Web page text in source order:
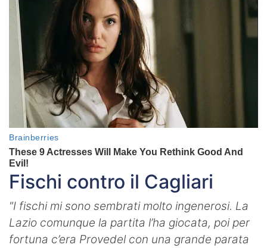
Fischi contro il Cagliari
"I fischi mi sono sembrati molto ingenerosi. La
Lazio comunque la partita l’ha giocata, poi per
fortuna c’era Provedel con una grande parata